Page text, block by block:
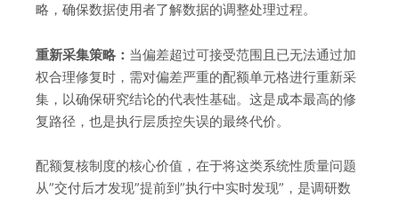
略，确保数据使用者了解数据的调整处理过程。
重新采集策略： 当偏差超过可接受范围且已无法通过加
权合理修复时，需对偏差严重的配额单元格进行重新采
集，以确保研究结论的代表性基础。这是成本最高的修
复路径，也是执行层质控失误的最终代价。
配额复核制度的核心价值，在于将这类系统性质量问题
从”交付后才发现”提前到”执行中实时发现”，是调研数